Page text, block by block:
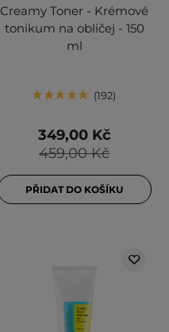
Creamy Toner - Krémové
tonikum na obličej - 150
ml
192
459,00 Kč
349,00 Kč
PŘIDAT DO KOŠÍKU